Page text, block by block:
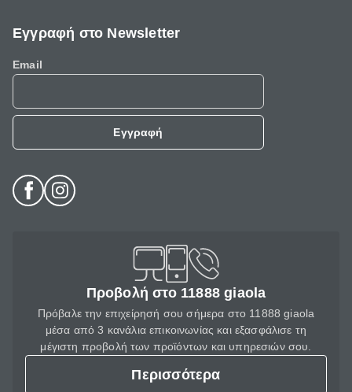
Εγγραφή στο Newsletter
Email
Εγγραφή
Προβολή στο 11888 giaola
Πρόβαλε την επιχείρησή σου σήμερα στο 11888 giaola
μέσα από 3 κανάλια επικοινωνίας και εξασφάλισε τη
μέγιστη προβολή των προϊόντων και υπηρεσιών σου.
Περισσότερα